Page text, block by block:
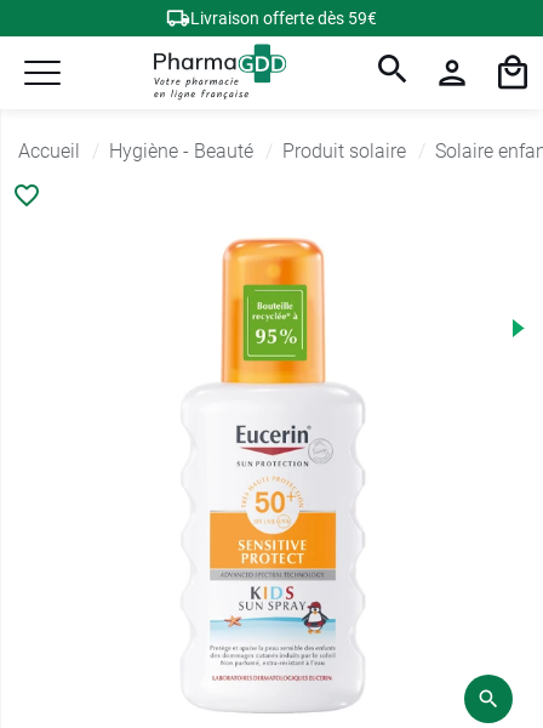
Livraison offerte dès 59€
Accueil Hygiène - Beauté Produit solaire Solaire